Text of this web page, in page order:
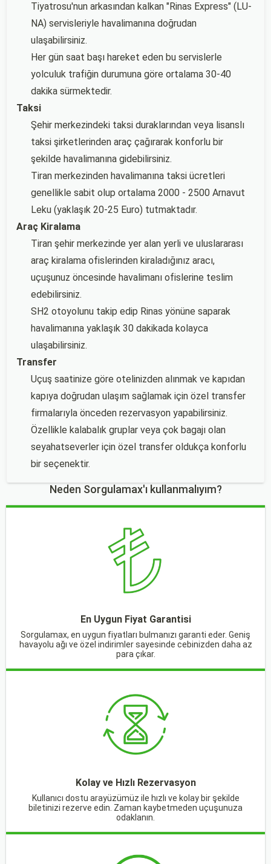
Tiyatrosu'nun arkasından kalkan "Rinas Express" (LU-
NA) servisleriyle havalimanına doğrudan
ulaşabilirsiniz.
Her gün saat başı hareket eden bu servislerle
yolculuk trafiğin durumuna göre ortalama 30-40
dakika sürmektedir.
Taksi
Şehir merkezindeki taksi duraklarından veya lisanslı
taksi şirketlerinden araç çağırarak konforlu bir
şekilde havalimanına gidebilirsiniz.
Tiran merkezinden havalimanına taksi ücretleri
genellikle sabit olup ortalama 2000 - 2500 Arnavut
Leku (yaklaşık 20-25 Euro) tutmaktadır.
Araç Kiralama
Tiran şehir merkezinde yer alan yerli ve uluslararası
araç kiralama ofislerinden kiraladığınız aracı,
uçuşunuz öncesinde havalimanı ofislerine teslim
edebilirsiniz.
SH2 otoyolunu takip edip Rinas yönüne saparak
havalimanına yaklaşık 30 dakikada kolayca
ulaşabilirsiniz.
Transfer
Uçuş saatinize göre otelinizden alınmak ve kapıdan
kapıya doğrudan ulaşım sağlamak için özel transfer
firmalarıyla önceden rezervasyon yapabilirsiniz.
Özellikle kalabalık gruplar veya çok bagajı olan
seyahatseverler için özel transfer oldukça konforlu
bir seçenektir.
Neden Sorgulamax'ı kullanmalıyım?
En Uygun Fiyat Garantisi
Sorgulamax, en uygun fiyatları bulmanızı garanti eder. Geniş
havayolu ağı ve özel indirimler sayesinde cebinizden daha az
para çıkar.
Kolay ve Hızlı Rezervasyon
Kullanıcı dostu arayüzümüz ile hızlı ve kolay bir şekilde
biletinizi rezerve edin. Zaman kaybetmeden uçuşunuza
odaklanın.